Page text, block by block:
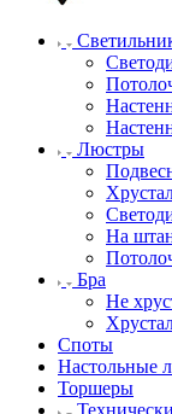
Люстры
На
Бра
Не
Споты
Настольные
Торшеры